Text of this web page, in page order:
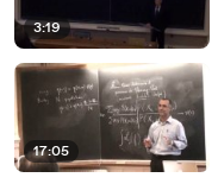
3:19
17:05